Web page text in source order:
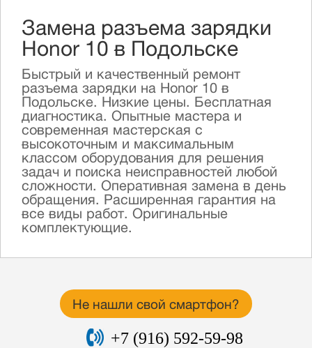
Замена разъема зарядки
Honor 10 в Подольске
Быстрый и качественный ремонт
разъема зарядки на Honor 10 в
Подольске. Низкие цены. Бесплатная
диагностика. Опытные мастера и
современная мастерская с
высокоточным и максимальным
классом оборудования для решения
задач и поиска неисправностей любой
сложности. Оперативная замена в день
обращения. Расширенная гарантия на
все виды работ. Оригинальные
комплектующие.
Не нашли свой смартфон?
+7 (916) 592-59-98